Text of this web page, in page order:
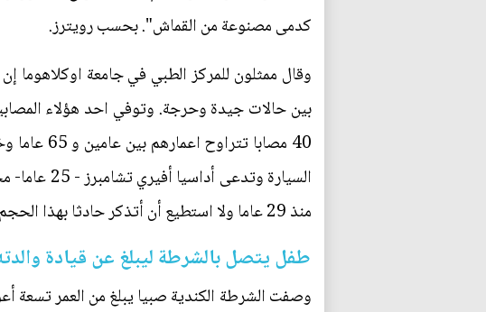
كدمى مصنوعة من القماش". بحسب رويترز.
وقال ممثلون للمركز الطبي في جامعة
بين حالات جيدة وحرجة. وتوفي احد هؤلاء
40
السيارة
منذ 29 عاما ولا استطيع أن أتذكر حادثا بهذا الحجم".
طفل يتصل بالشرطة ليبلغ عن قيادة
وصفت الشرطة الكندية صبيا يبلغ من العمر تسعة